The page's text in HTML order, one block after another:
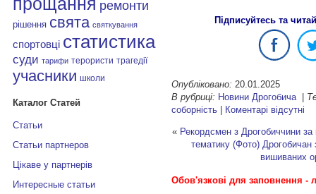
ремонти
рішення свята святкування
спортовці статистика
суди тарифи терористи трагедії
учасники школи
Каталог Статей
Статьи
Статьи партнеров
Цікаве у партнерів
Интересные статьи
Підписуйтесь та
Опубліковано: 20.01.2025
В рубриці: Новини Дрогобича|
соборність| Коментарі відсутні
« Рекордсмен з Дрогобиччини за
тематику (Фото) Дрогобичан
вишиваних
Обов'язкові для заповнення -